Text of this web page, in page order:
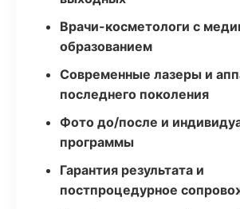
Врачи-косметологи с
образованием
Современные лазеры и
последнего поколения
Фото до/после и
программы
Гарантия результата и
постпроцедурное